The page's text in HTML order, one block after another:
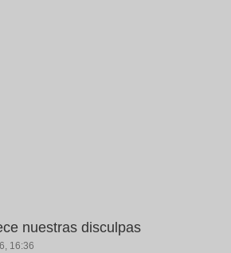
nuestras disculpas
16:36